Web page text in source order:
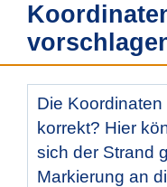
Die
korrekt? Hier
sich der Strand
Markierung an